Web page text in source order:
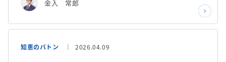
金入 常郎
知恵のバトン 2026.04.09